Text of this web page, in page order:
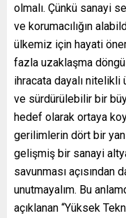
olmalı. Çünkü sanayi
ve korumacılığın
ülkemiz için hayati
fazla uzaklaşma
ihracata dayalı nitelikli
ve sürdürülebilir bir
hedef olarak ortaya
gerilimlerin dört bir
gelişmiş bir sanayi
savunması açısından
unutmayalım. Bu
açıklanan “Yüksek